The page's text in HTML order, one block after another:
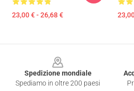
23,00 € - 26,68 €
Spedizione mondiale
Spediamo in oltre 200 paesi